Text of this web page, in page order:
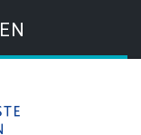
EN